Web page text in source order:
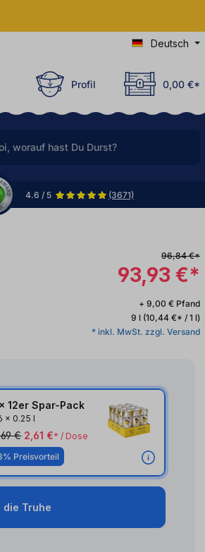
Deutsch
Profil 0,00 €*
4.6 / 5 (3671)
96,84 €*
93,93 €*
+ 9,00 € Pfand
9 l (10,44 €* / 1 l)
* inkl. MwSt. zzgl. Versand
3x
12er Spar-Pack
x 0.25 l
€ 2,61 €* / Dose
Preisvorteil
die Truhe